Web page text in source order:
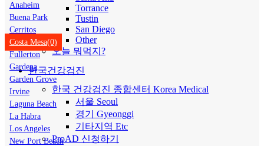
Torrance
Tustin
San Diego
Other
오늘 뭐먹지?
한국건강검진
한국 건강검진 종합센터 Korea Medical
서울 Seoul
경기 Gyeonggi
기타지역 Etc
ProAD 신청하기
Anaheim
Buena Park
Cerritos
Costa Mesa(0)
Fullerton
Gardena
Garden Grove
Irvine
Laguna Beach
La Habra
Los Angeles
New Port Beach